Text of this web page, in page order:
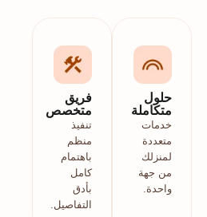
حلول
متكاملة
خدمات
متعددة
لمنزلك
من جهة
واحدة.
فريق
متخصص
تنفيذ
منظم
باهتمام
كامل
بأدق
التفاصيل.